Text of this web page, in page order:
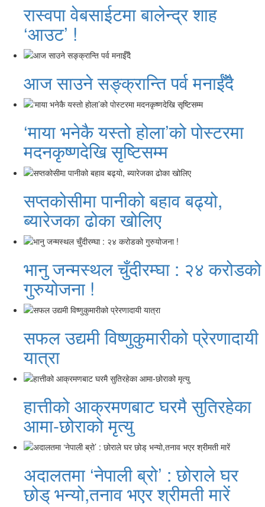
रास्वपा वेबसाईटमा बालेन्द्र शाह
‘आउट’ !
आज साउने सङ्क्रान्ति पर्व मनाईँदै
‘माया भनेकै यस्तो होला’को पोस्टरमा
मदनकृष्णदेखि सृष्टिसम्म
सप्तकोसीमा पानीको बहाव बढ्यो,
ब्यारेजका ढोका खोलिए
भानु जन्मस्थल चुँदीरम्घा : २४ करोडको
गुरुयोजना !
सफल उद्यमी विष्णुकुमारीको प्रेरणादायी
यात्रा
हात्तीको आक्रमणबाट घरमै सुतिरहेका
आमा-छोराको मृत्यु
अदालतमा ‘नेपाली ब्रो’ : छोराले घर
छोड् भन्यो,तनाव भएर श्रीमती मारें